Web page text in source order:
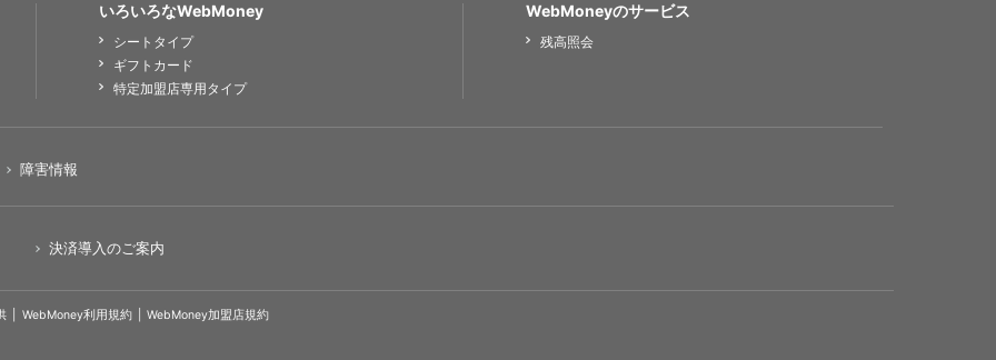
いろいろなWebMoney
シートタイプ
ギフトカード
特定加盟店専用タイプ
WebMoneyのサービス
残高照会
障害情報
決済導入のご案内
WebMoney利用規約
WebMoney加盟店規約